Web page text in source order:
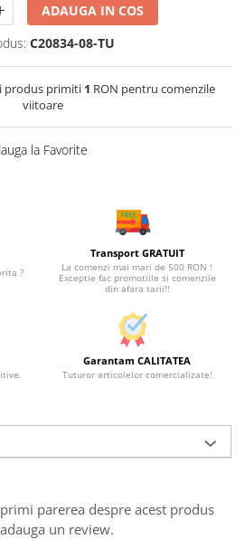
ADAUGA IN COS
C20834-08-TU
produs primiti 1 RON pentru comenzile
viitoare
la Favorite
?
Transport GRATUIT
La comenzi mai mari de 500 RON !
Exceptie fac promotiile si comenzile
din afara tarii!!
Garantam CALITATEA
Tuturor articolelor comercializate!
parerea despre acest produs
un review.